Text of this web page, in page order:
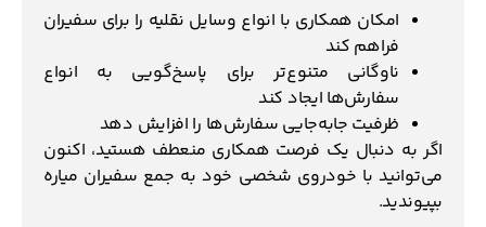
امکان همکاری با انواع وسایل نقلیه را برای سفیران
فراهم کند
ناوگانی متنوع‌تر برای پاسخ‌گویی به انواع
سفارش‌ها ایجاد کند
ظرفیت جابه‌جایی سفارش‌ها را افزایش دهد
اگر به دنبال یک فرصت همکاری منعطف هستید، اکنون
می‌توانید با خودروی شخصی خود به جمع سفیران میاره
بپیوندید.